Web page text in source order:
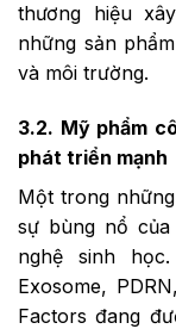
thương hiệu
những sản
và môi trường.
3.2. Mỹ phẩm
phát triển mạnh
Một trong những
sự bùng nổ
nghệ sinh
Exosome,
Factors đang